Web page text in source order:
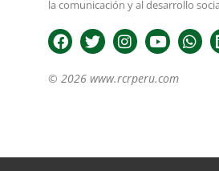
la comunicación y al desarrollo
© 2026 www.rcrperu.com